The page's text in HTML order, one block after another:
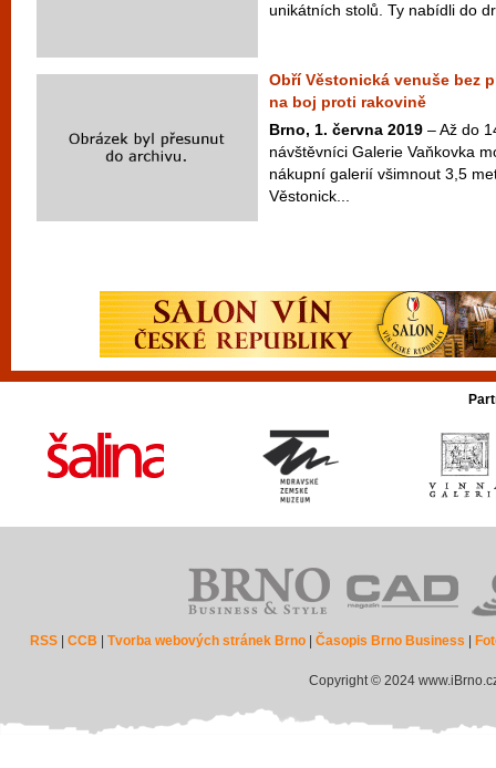
unikátních stolů. Ty nabídli do
Obří Věstonická venuše bez
na boj proti rakovině
Brno, 1. června 2019 – Až do
návštěvníci Galerie Vaňkovka
nákupní galerií všimnout 3,5
Věstonick...
RSS |CCB |Tvorba webových stránek Brno |Časopis Brno Business
Copyright © 2024